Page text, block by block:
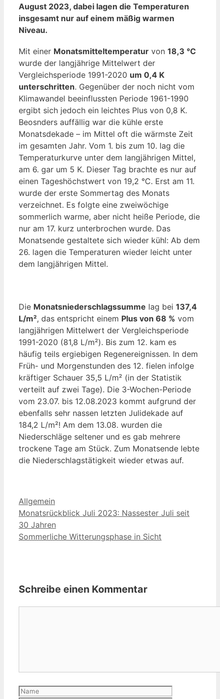
August 2023, dabei lagen die Temperaturen
insgesamt nur auf einem mäßig warmen
Niveau.
Mit einer Monatsmitteltemperatur von 18,3 °C
wurde der langjährige Mittelwert der
Vergleichsperiode 1991-2020 um 0,4 K
unterschritten. Gegenüber der noch nicht vom
Klimawandel beeinflussten Periode 1961-1990
ergibt sich jedoch ein leichtes Plus von 0,8 K.
Beosnders auffällig war die kühle erste
Monatsdekade – im Mittel oft die wärmste Zeit
im gesamten Jahr. Vom 1. bis zum 10. lag die
Temperaturkurve unter dem langjährigen Mittel,
am 6. gar um 5 K. Dieser Tag brachte es nur auf
einen Tageshöchstwert von 19,2 °C. Erst am 11.
wurde der erste Sommertag des Monats
verzeichnet. Es folgte eine zweiwöchige
sommerlich warme, aber nicht heiße Periode, die
nur am 17. kurz unterbrochen wurde. Das
Monatsende gestaltete sich wieder kühl: Ab dem
26. lagen die Temperaturen wieder leicht unter
dem langjährigen Mittel.
Die Monatsniederschlagssumme lag bei 137,4
L/m², das entspricht einem Plus von 68 % vom
langjährigen Mittelwert der Vergleichsperiode
1991-2020 (81,8 L/m²). Bis zum 12. kam es
häufig teils ergiebigen Regenereignissen. In dem
Früh- und Morgenstunden des 12. fielen infolge
kräftiger Schauer 35,5 L/m² (in der Statistik
verteilt auf zwei Tage). Die 3-Wochen-Periode
vom 23.07. bis 12.08.2023 kommt aufgrund der
ebenfalls sehr nassen letzten Julidekade auf
184,2 L/m²! Am dem 13.08. wurden die
Niederschläge seltener und es gab mehrere
trockene Tage am Stück. Zum Monatsende lebte
die Niederschlagstätigkeit wieder etwas auf.
Kategorien
Allgemein
Monatsrückblick Juli 2023: Nassester Juli seit
30 Jahren
Sommerliche Witterungsphase in Sicht
Schreibe einen Kommentar
Name